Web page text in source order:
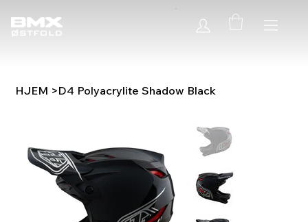
HJEM >D4 Polyacrylite Shadow Black